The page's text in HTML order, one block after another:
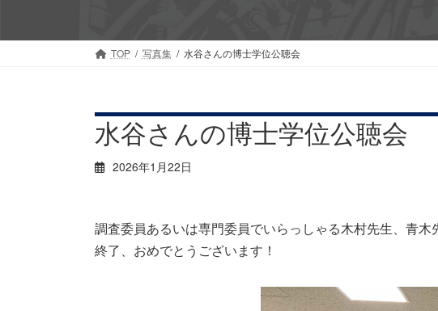
TOP 写真集 水谷さんの博士学位公聴会
水谷さんの博士学位公聴会
2026年1月22日
調査委員あるいは専門委員でいらっしゃる木村先生、青
終了、おめでとうございます！